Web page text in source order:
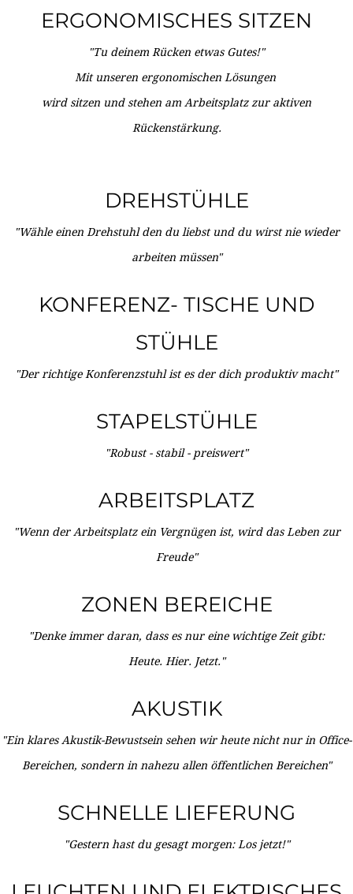
ERGONOMISCHES SITZEN
"Tu deinem Rücken etwas Gutes!"
Mit unseren ergonomischen Lösungen
wird sitzen und stehen am Arbeitsplatz zur aktiven
Rückenstärkung.
DREHSTÜHLE
"Wähle einen Drehstuhl den du liebst und du wirst nie wieder
arbeiten müssen"
KONFERENZ- TISCHE UND
STÜHLE
"Der richtige Konferenzstuhl ist es der dich produktiv macht"
STAPELSTÜHLE
"Robust - stabil - preiswert"
ARBEITSPLATZ
"Wenn der Arbeitsplatz ein Vergnügen ist, wird das Leben zur
Freude"
ZONEN BEREICHE
"Denke immer daran, dass es nur eine wichtige Zeit gibt:
Heute. Hier. Jetzt."
AKUSTIK
"Ein klares Akustik-Bewustsein sehen wir heute nicht nur in Office-
Bereichen, sondern in nahezu allen öffentlichen Bereichen"
SCHNELLE LIEFERUNG
"Gestern hast du gesagt morgen: Los jetzt!"